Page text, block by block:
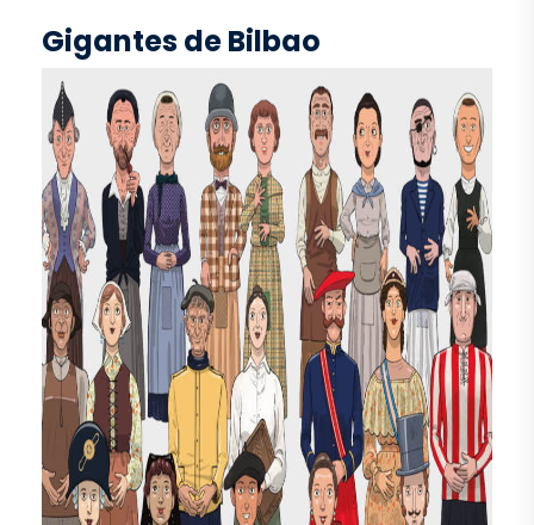
Gigantes de Bilbao